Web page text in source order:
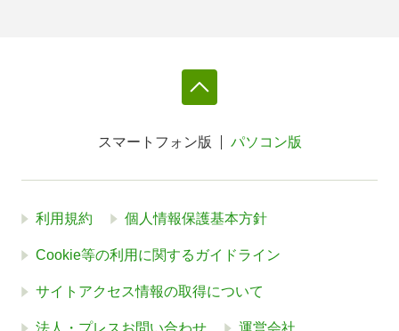
スマートフォン版 パソコン版
利用規約 個人情報保護基本方針
Cookie等の利用に関するガイドライン
サイトアクセス情報の取得について
法人・プレスお問い合わせ 運営会社